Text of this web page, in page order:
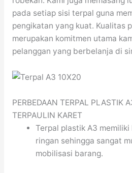
pada setiap sisi terpal guna
pengikatan yang kuat. Kualitas
merupakan komitmen utama
pelanggan yang berbelanja di
PERBEDAAN TERPAL PLASTIK
TERPAULIN KARET
Terpal plastik A3
ringan sehingga sangat
mobilisasi barang.